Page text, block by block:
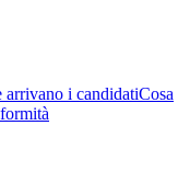
arrivano i candidatiCosa